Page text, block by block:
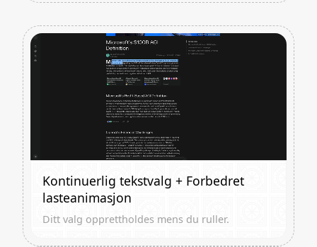
Kontinuerlig tekstvalg + Forbedret
lasteanimasjon
Ditt valg opprettholdes mens du ruller.